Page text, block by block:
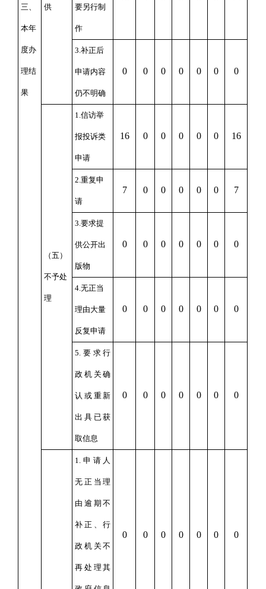
三、
本年
度办
理结
果
供 要另行制
作
3.补正后
申请内容
仍不明确
0 0 0 0 0 0 0
（五）
不予处
理
1.信访举
报投诉类
申请
16 0 0 0 0 0 16
2.重复申
请
7 0 0 0 0 0 7
3.要求提
供公开出
版物
0 0 0 0 0 0 0
4.无正当
理由大量
反复申请
0 0 0 0 0 0 0
5.要求行
政机关确
认或重新
出具已获
取信息
0 0 0 0 0 0 0
1.申请人
无正当理
由逾期不
补正、行
政机关不
再处理其
0 0 0 0 0 0 0